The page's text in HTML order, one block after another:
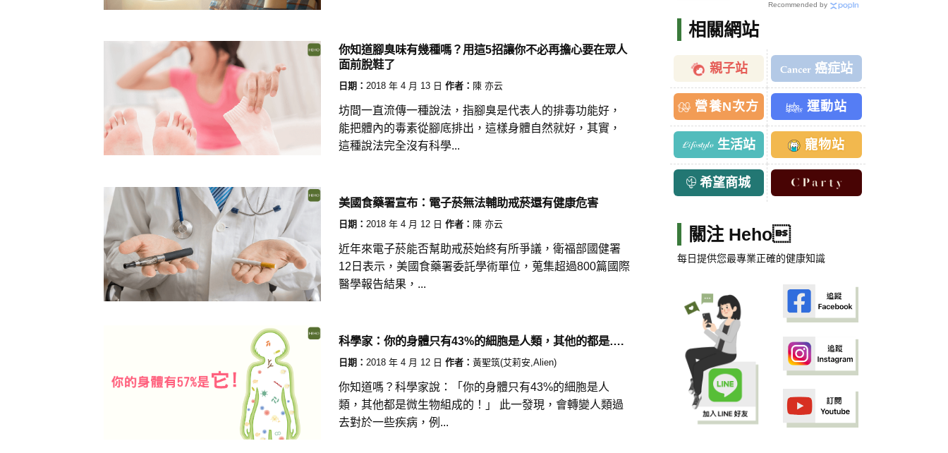
你知道腳臭味有幾種嗎？用這5招讓你不必再擔心要在眾人
面前脫鞋了
日期： 2018 年 4 月 13 日 作者： 陳 亦云
坊間一直流傳一種說法，指腳臭是代表人的排毒功能好，
能把體內的毒素從腳底排出，這樣身體自然就好，其實，
這種說法完全沒有科學...
美國食藥署宣布：電子菸無法輔助戒菸還有健康危害
日期： 2018 年 4 月 12 日 作者： 陳 亦云
近年來電子菸能否幫助戒菸始終有所爭議，衛福部國健署
12日表示，美國食藥署委託學術單位，蒐集超過800篇國際
醫學報告結果，...
科學家：你的身體只有43%的細胞是人類，其他的都是….
日期： 2018 年 4 月 12 日 作者： 黃聖筑(艾莉安,Alien)
你知道嗎？科學家說：「你的身體只有43%的細胞是人
類，其他都是微生物組成的！」 此一發現，會轉變人類過
去對於一些疾病，例...
Recommended by
相關網站
親子站 癌症站
營養N次方 運動站
生活站 寵物站
希望商城
關注 Heho
每日提供您最專業正確的健康知識